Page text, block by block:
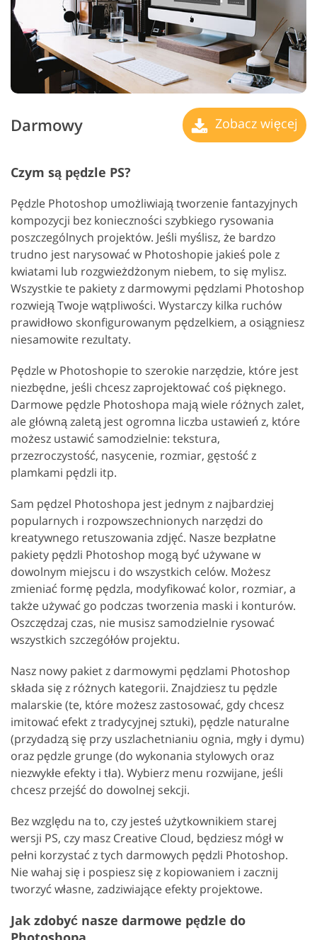
Darmowy Zobacz więcej
Czym są pędzle PS?
Pędzle Photoshop umożliwiają tworzenie fantazyjnych
kompozycji bez konieczności szybkiego rysowania
poszczególnych projektów. Jeśli myślisz, że bardzo
trudno jest narysować w Photoshopie jakieś pole z
kwiatami lub rozgwieżdżonym niebem, to się mylisz.
Wszystkie te pakiety z darmowymi pędzlami Photoshop
rozwieją Twoje wątpliwości. Wystarczy kilka ruchów
prawidłowo skonfigurowanym pędzelkiem, a osiągniesz
niesamowite rezultaty.
Pędzle w Photoshopie to szerokie narzędzie, które jest
niezbędne, jeśli chcesz zaprojektować coś pięknego.
Darmowe pędzle Photoshopa mają wiele różnych zalet,
ale główną zaletą jest ogromna liczba ustawień z, które
możesz ustawić samodzielnie: tekstura,
przezroczystość, nasycenie, rozmiar, gęstość z
plamkami pędzli itp.
Sam pędzel Photoshopa jest jednym z najbardziej
popularnych i rozpowszechnionych narzędzi do
kreatywnego retuszowania zdjęć. Nasze bezpłatne
pakiety pędzli Photoshop mogą być używane w
dowolnym miejscu i do wszystkich celów. Możesz
zmieniać formę pędzla, modyfikować kolor, rozmiar, a
także używać go podczas tworzenia maski i konturów.
Oszczędzaj czas, nie musisz samodzielnie rysować
wszystkich szczegółów projektu.
Nasz nowy pakiet z darmowymi pędzlami Photoshop
składa się z różnych kategorii. Znajdziesz tu pędzle
malarskie (te, które możesz zastosować, gdy chcesz
imitować efekt z tradycyjnej sztuki), pędzle naturalne
(przydadzą się przy uszlachetnianiu ognia, mgły i dymu)
oraz pędzle grunge (do wykonania stylowych oraz
niezwykłe efekty i tła). Wybierz menu rozwijane, jeśli
chcesz przejść do dowolnej sekcji.
Bez względu na to, czy jesteś użytkownikiem starej
wersji PS, czy masz Creative Cloud, będziesz mógł w
pełni korzystać z tych darmowych pędzli Photoshop.
Nie wahaj się i pospiesz się z kopiowaniem i zacznij
tworzyć własne, zadziwiające efekty projektowe.
Jak zdobyć nasze darmowe pędzle do